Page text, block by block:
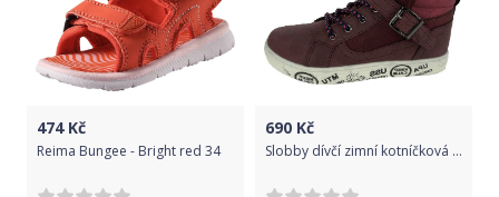
474Kč
Reima Bungee - Bright red 34
690 Kč
Slobby dívčí zimní kotníčková obuv 161-2048-T1 25 vínová